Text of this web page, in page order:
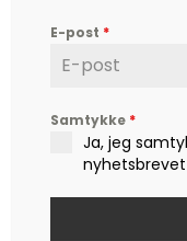
Björg er en
forfatter og
og ikke minst mot
drømmer om.
E-post *
Samtykke *
Ja, jeg
nyhetsbrevet